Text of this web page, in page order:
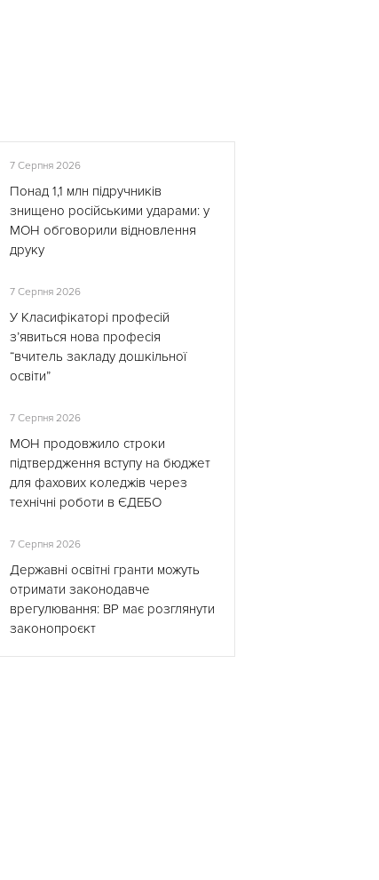
7 Серпня 2026
Понад 1,1 млн підручників
знищено російськими ударами: у
МОН обговорили відновлення
друку
7 Серпня 2026
У Класифікаторі професій
з’явиться нова професія
“вчитель закладу дошкільної
освіти”
7 Серпня 2026
МОН продовжило строки
підтвердження вступу на бюджет
для фахових коледжів через
технічні роботи в ЄДЕБО
7 Серпня 2026
Державні освітні гранти можуть
отримати законодавче
врегулювання: ВР має розглянути
законопроєкт